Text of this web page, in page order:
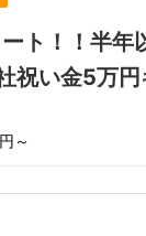
ト！！半年
祝い金5万円
円～